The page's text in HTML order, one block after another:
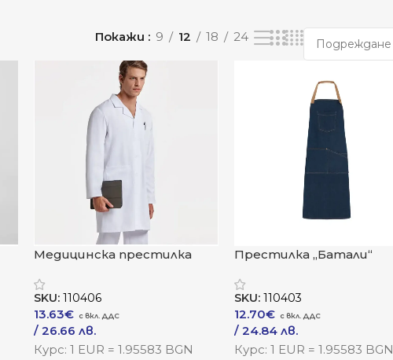
Покажи 9 12 18 24
Медицинска престилка
SKU: 110406
13.63€
/ 26.66 лв.
Към Продукта
Курс: 1 EUR = 1.95583 BGN
Престилка „Батали“
SKU:110403
12.70€
/ 24.84 лв.
Към Продукта
Курс: 1 EUR = 1.95583 BGN